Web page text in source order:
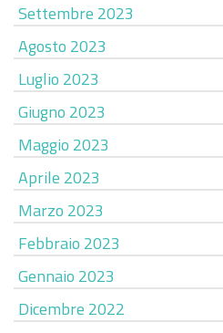
Settembre 2023
Agosto 2023
Luglio 2023
Giugno 2023
Maggio 2023
Aprile 2023
Marzo 2023
Febbraio 2023
Gennaio 2023
Dicembre 2022